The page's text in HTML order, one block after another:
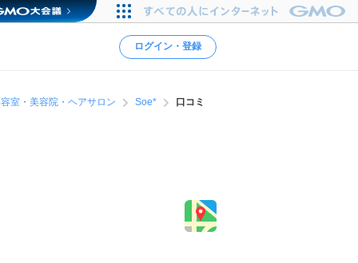
ログイン・登録
室・美容院・ヘアサロン Soe* 口コミ